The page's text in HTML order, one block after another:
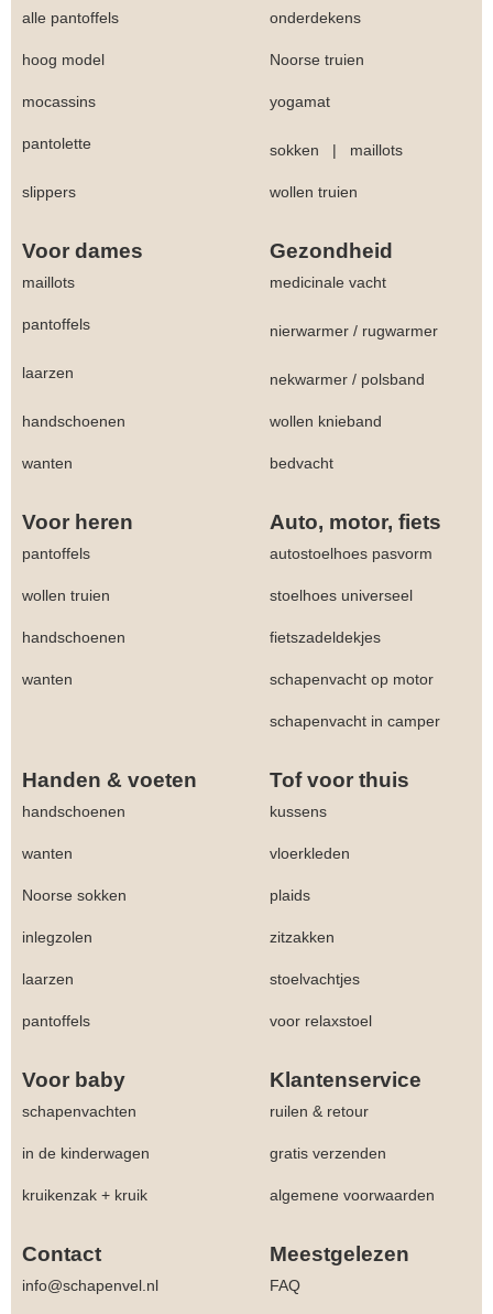
alle pantoffels onderdekens
hoog model Noorse truien
mocassins yogamat
pantolette sokken | maillots
slippers wollen truien
Voor dames Gezondheid
maillots medicinale vacht
pantoffels nierwarmer / rugwarmer
laarzen nekwarmer / polsband
handschoenen wollen knieband
wanten bedvacht
Voor heren Auto, motor, fiets
pantoffels autostoelhoes pasvorm
wollen truien stoelhoes universeel
handschoenen fietszadeldekjes
wanten schapenvacht op motor
schapenvacht in camper
Handen & voeten Tof voor thuis
handschoenen kussens
wanten vloerkleden
Noorse sokken plaids
inlegzolen zitzakken
laarzen stoelvachtjes
pantoffels voor relaxstoel
Voor baby Klantenservice
schapenvachten ruilen & retour
in de kinderwagen gratis verzenden
kruikenzak + kruik algemene voorwaarden
Contact Meestgelezen
info@schapenvel.nl
FAQ